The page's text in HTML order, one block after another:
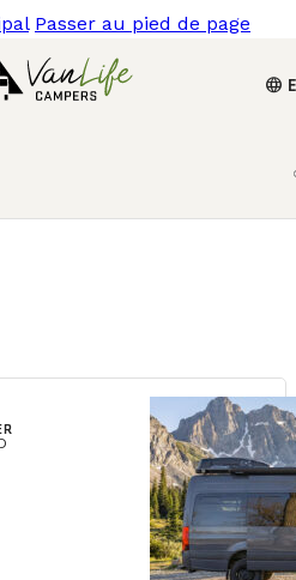
Passer au pied de page
language